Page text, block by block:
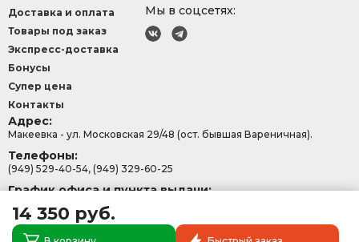
14 350 руб.
Мы в соцсетях:
Доставка и оплата
Товары под заказ
Экспресс-доставка
Бонусы
Супер цена
Контакты
Адрес:
Макеевка - ул. Московская 29/48 (ост. бывшая Вареничная).
Телефоны:
(949) 529-40-54, (949) 329-60-25
График офиса и пункта выдачи: